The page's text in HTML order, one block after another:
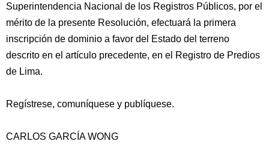
Superintendencia Nacional de los Registros Públicos, por el
mérito de la presente Resolución, efectuará la primera
inscripción de dominio a favor del Estado del terreno
descrito en el artículo precedente, en el Registro de Predios
de Lima.
Regístrese, comuníquese y publíquese.
CARLOS GARCÍA WONG